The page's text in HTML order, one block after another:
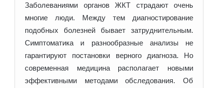
Заболеваниями органов ЖКТ страдают очень
многие люди. Между тем диагностирование
подобных болезней бывает затруднительным.
Симптоматика и разнообразные анализы не
гарантируют постановки верного диагноза. Но
современная медицина располагает новыми
эффективными методами обследования. Об